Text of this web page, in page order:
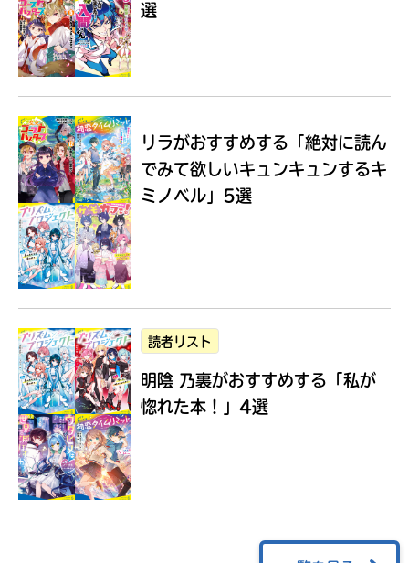
Loading...
選
リラがおすすめする 「絶対に読ん
でみて欲しいキュンキュンするキ
ミノベル」5選
読者リスト
明陰 乃裏がおすすめする 「私が
惚れた本！」4選
に
エ